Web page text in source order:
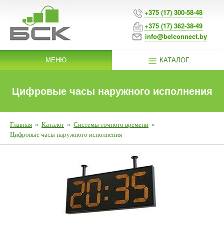
+375 (17) 300-58-48
+375 (17) 362-38-49
info@belconnect.by
МЕНЮ КАТАЛОГ
Цифровые часы наружного исполнения
Главная » Каталог » Системы точного времени »
Цифровые часы наружного исполнения